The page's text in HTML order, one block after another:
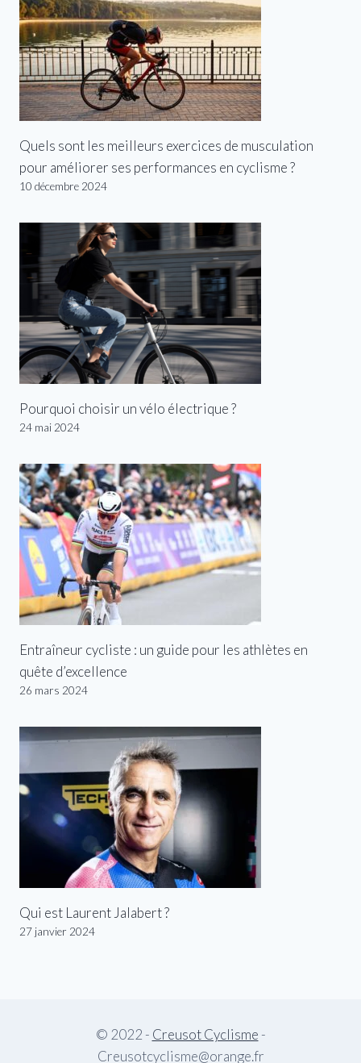
Quels sont les meilleurs exercices de musculation
pour améliorer ses performances en cyclisme ?
10 décembre 2024
Pourquoi choisir un vélo électrique ?
24 mai 2024
Entraîneur cycliste : un guide pour les athlètes en
quête d’excellence
26 mars 2024
Qui est Laurent Jalabert ?
27 janvier 2024
© 2022 - Creusot Cyclisme -
Creusotcyclisme@orange.fr